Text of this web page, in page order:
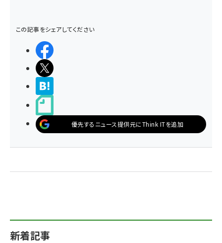
この記事をシェアしてください
優先するニュース提供元にThink ITを追加
新着記事